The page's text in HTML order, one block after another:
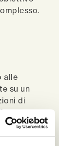
alle
su un
di
Amicizia,
erano